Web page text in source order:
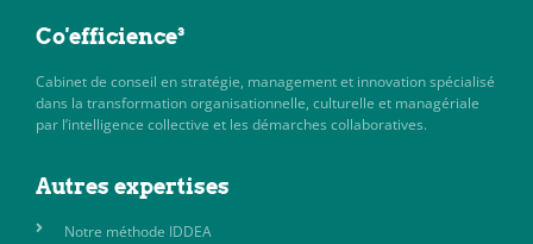
Co'efficience³
Cabinet de conseil en stratégie, management et innovation spécialisé
dans la transformation organisationnelle, culturelle et managériale
par l’intelligence collective et les démarches collaboratives.
Autres expertises
Notre méthode IDDEA